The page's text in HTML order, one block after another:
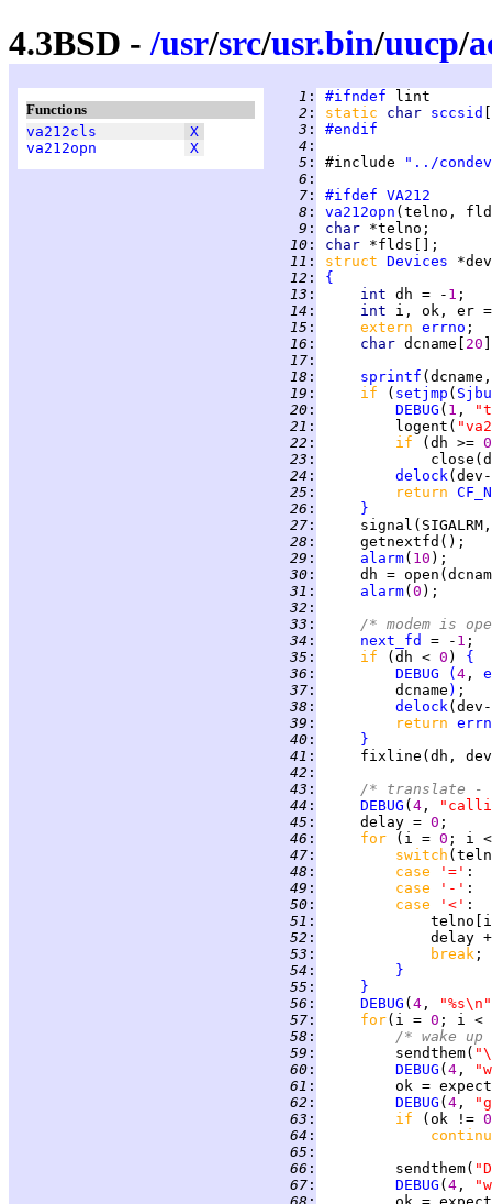
4.3BSD -/usr/src/usr.bin/uucp/
Functions
va212cls
X
va212opn
X
   1
: #ifndef
   2
: static char sccsid
   3
:
#endif
   4
:
   5
: #include
"../
   6
:
   7
: #ifdef VA212
   8
:
va212opn
   9
: char
  10
: char
  11
: struct Devices
  12
:
{
  13
: int dh = - 1
  14
: int i, ok, er
  15
: extern errno
  16
: char dcname[ 20
  17
:
  18
: sprintf
  19
: if ( setjmp (
  20
: DEBUG ( 1 ,
  21
:
         logent(
  22
: if (dh >= 0
  23
:
  24
: delock
  25
: return
  26
:
}
  27
:
  28
:
  29
: alarm( 10
  30
:
dh =
  31
: alarm( 0
  32
:
  33
:
/* modem is
  34
: next_fd = - 1
  35
: if (dh < 0 ) {
  36
: DEBUG ( 4 ,
  37
:
         dcname
)
  38
: delock
  39
: return
  40
:
}
  41
:
  42
:
  43
:
/* translate -
  44
: DEBUG ( 4 ,
  45
:
     delay =
0
  46
: for (i = 0 ; i
  47
: switch
  48
: case '='
  49
: case '-'
  50
: case '<'
  51
:
  52
:
delay
  53
: break
  54
:
}
  55
:
}
  56
: DEBUG ( 4 ,
"%s\n"
  57
: for(i = 0 ; i <
  58
:
/* wake
  59
:
         sendthem(
  60
: DEBUG ( 4 ,
  61
:
ok =
  62
: DEBUG ( 4 ,
  63
: if (ok != 0
  64
:
  65
:
  66
:
         sendthem(
  67
: DEBUG ( 4 ,